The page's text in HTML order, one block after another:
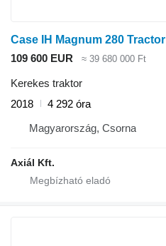
Case IH Magnum 280 Tractor
109 600 EUR
≈ 39 680 000 Ft
Kerekes traktor
2018
4 292 óra
Magyarország, Csorna
Axiál Kft.